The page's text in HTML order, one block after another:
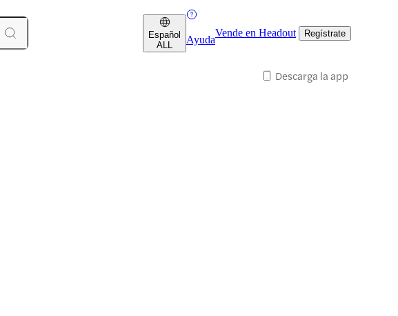
Español
ALL
Ayuda
Vende en Headout Regístrate
Descarga la app